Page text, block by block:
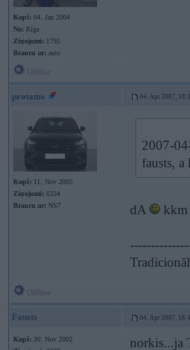
Kopš: 04. Jan 2004
No: Rīga
Ziņojumi: 1795
Braucu ar: auto
protams 04. Apr 2007,
Kopš: 11. Nov 2005
Ziņojumi: 6334
Braucu ar: NS7
2007-
fausts,
dA kkm
Fausts 04. Apr 2007,
Kopš: 30. Nov 2002
norkis...ja